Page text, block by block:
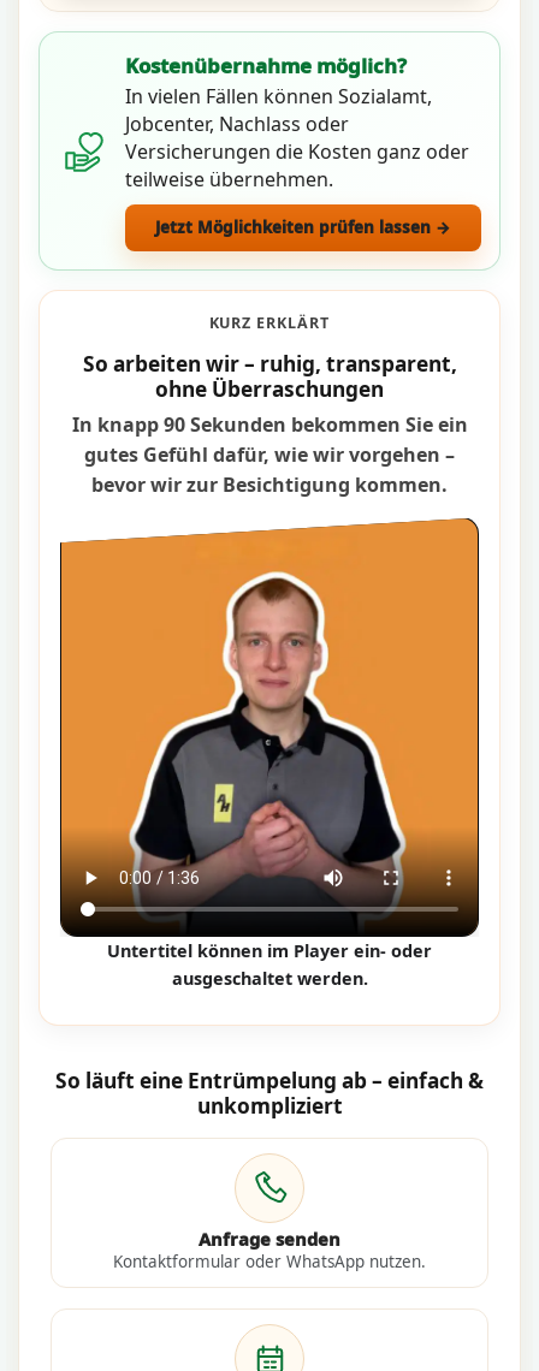
Kostenübernahme möglich?
In vielen Fällen können Sozialamt,
Jobcenter, Nachlass oder
Versicherungen die Kosten ganz oder
teilweise übernehmen.
Jetzt Möglichkeiten prüfen lassen →
KURZ ERKLÄRT
So arbeiten wir – ruhig, transparent,
ohne Überraschungen
In knapp 90 Sekunden bekommen Sie ein
gutes Gefühl dafür, wie wir vorgehen –
bevor wir zur Besichtigung kommen.
Untertitel können im Player ein- oder
ausgeschaltet werden.
So läuft eine Entrümpelung ab – einfach &
unkompliziert
Anfrage senden
Kontaktformular oder WhatsApp nutzen.